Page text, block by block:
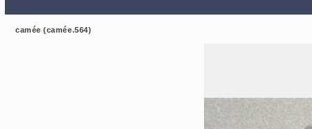
camée (camée.564)